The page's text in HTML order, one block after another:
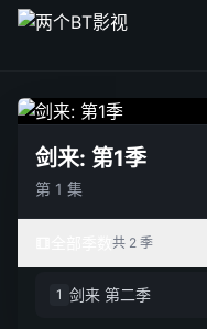
剑来: 第1季
第 1 集
共 2 季
1 剑来 第二季